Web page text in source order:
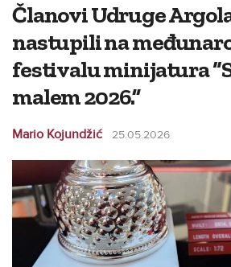
Članovi Udruge
nastupili na
festivalu minijatura
malem 2026.”
Mario Kojundžić 25.05.2026